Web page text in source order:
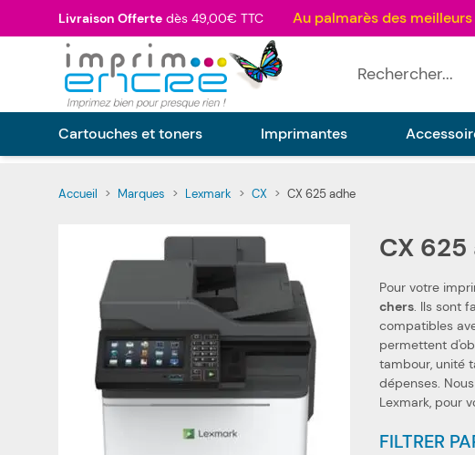
Livraison Offerte dès 49,00€ TTC
Cartouches et toners Imprimantes
Accueil > Marques > Lexmark > CX > CX 625 adhe
CX
Pour votre
chers. Ils sont fabriqués selon les spécifications Lexmark, ainsi
compatibles avec
permettent
tambour, unité
dépenses. Nous proposons également les
Lexmark, pour
FILTRER